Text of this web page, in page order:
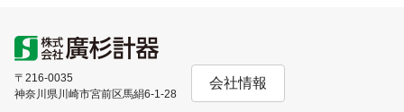
〒216-0035
神奈川県川崎市宮前区馬絹6-1-28
会社情報